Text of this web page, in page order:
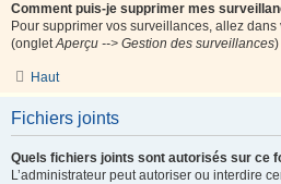
Comment puis-je supprimer mes
Pour supprimer vos surveillances, allez
(ongletAperçu --> Gestion des surveillances)
Haut
Fichiers joints
Quels fichiers joints sont autorisés sur ce
L’administrateur peut autoriser ou interdire